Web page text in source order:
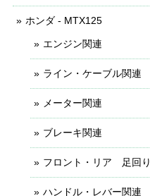
ホンダ - MTX125
エンジン関連
ライン・ケーブル関連
メーター関連
ブレーキ関連
フロント・リア 足回り
ハンドル・レバー関連